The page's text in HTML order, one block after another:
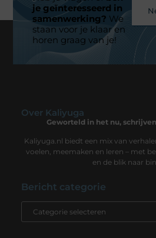
je geïnteresseerd in
samenwerking? We
staan voor je klaar en
horen graag van je!
Over Kaliyuga
Geworteld in het nu,
Kaliyuga.nl biedt een mix van
voelen, meemaken en leren – met
en de blik naar
Bericht categorie